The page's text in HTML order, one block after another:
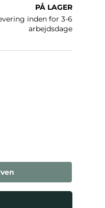
PÅ LAGER
inden for 3-6
arbejdsdage